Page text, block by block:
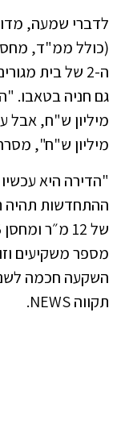
לדברי שמעה,
(כולל ממ"ד,
ה-2 של בית
מיליון ש"ח",
מספר משקיעים
השקעה חכמה
תקווה NEWS.